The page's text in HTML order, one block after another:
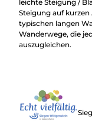
leichte Steigung /
Steigung auf
typischen langen
Wanderwege, die
auszugleichen.